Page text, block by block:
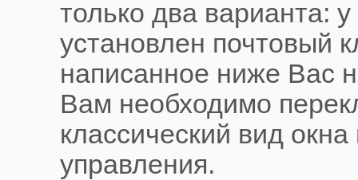
только два варианта:
установлен почтовый
написанное ниже Вас
Вам необходимо
классический вид
управления.